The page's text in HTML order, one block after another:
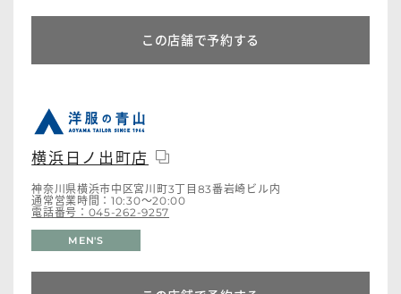
この店舗で予約する
横浜日ノ出町店
神奈川県横浜市中区宮川町3丁目83番岩崎ビル内
通常営業時間：10:30～20:00
電話番号：045-262-9257
MEN'S